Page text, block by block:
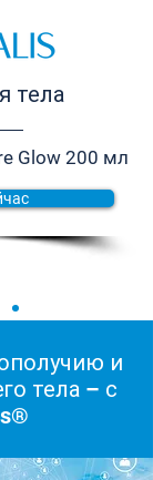
тела
Glow 200 мл
и
тела – с